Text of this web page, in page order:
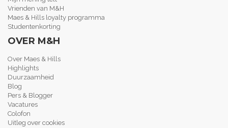
Vrienden van M&H
Maes & Hills loyalty programma
Studentenkorting
OVER M&H
Over Maes & Hills
Highlights
Duurzaamheid
Blog
Pers & Blogger
Vacatures
Colofon
Uitleg over cookies